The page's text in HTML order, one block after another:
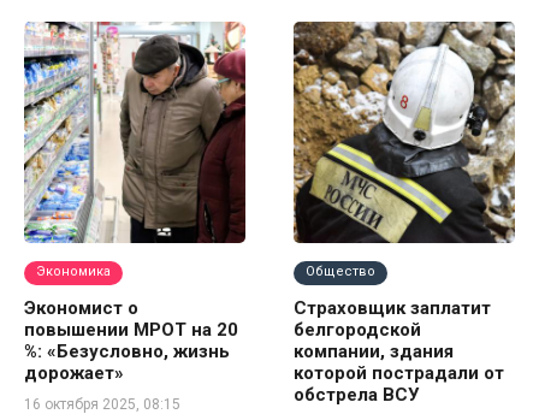
Экономика
Экономист о
повышении МРОТ на 20
%: «Безусловно, жизнь
дорожает»
16 октября 2025, 08:15
Общество
Страховщик заплатит
белгородской
компании, здания
которой пострадали от
обстрела ВСУ